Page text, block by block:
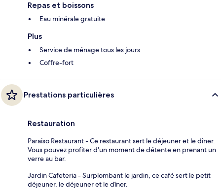
Repas et boissons
Eau minérale gratuite
Plus
Service de ménage tous les jours
Coffre-fort
Prestations particulières
Restauration
Paraiso Restaurant - Ce restaurant sert le déjeuner et le dîner.
Vous pouvez profiter d'un moment de détente en prenant un
verre au bar.
Jardin Cafeteria - Surplombant le jardin, ce café sert le petit
déjeuner, le déjeuner et le dîner.